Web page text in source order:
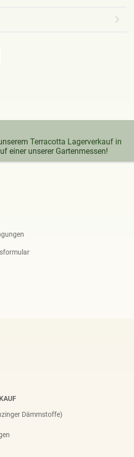
Terracotta Lagerverkauf in
einer unserer Gartenmessen!
Dämmstoffe)